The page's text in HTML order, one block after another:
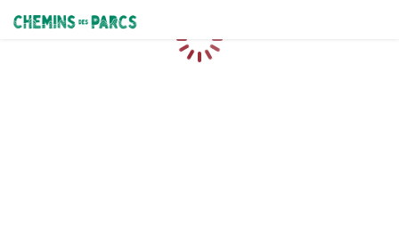
Chemins des Parcs
Caricamento